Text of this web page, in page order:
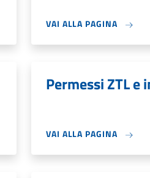
VAI ALLA PAGINA
Permessi ZTL e
VAI ALLA PAGINA